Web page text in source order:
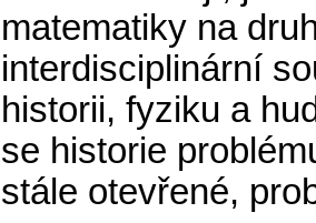
matematiky na
interdisciplinární
historii, fyziku a
se historie
stále otevřené,